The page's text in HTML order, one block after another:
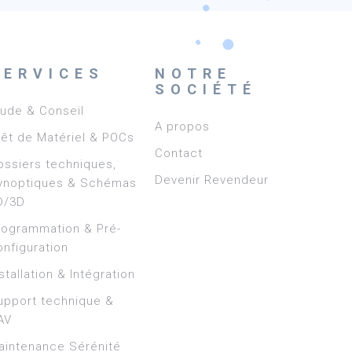
& Conseil
de Matériel & POCs
techniques,
& Schémas
3D
& Pré-
& Intégration
technique &
Sérénité
NOTRE
SOCIÉTÉ
A propos
Contact
Devenir Revendeur